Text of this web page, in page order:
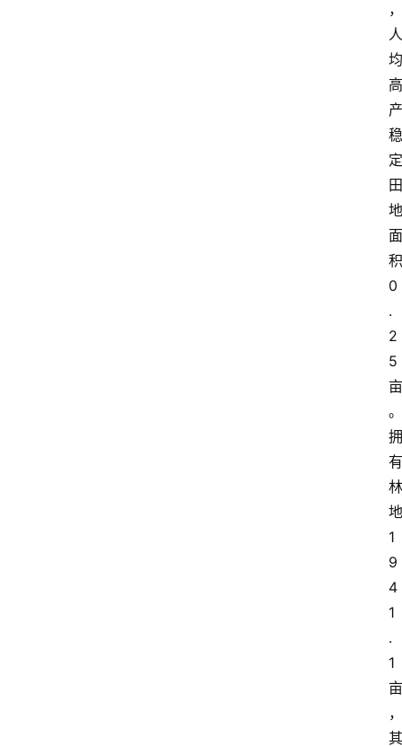
，
人
均
高
产
稳
定
田
地
面
积
0
.
2
5
亩
。
拥
有
林
地
1
9
4
1
.
1
亩
，
其